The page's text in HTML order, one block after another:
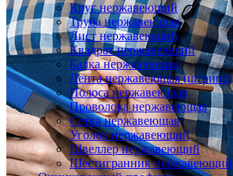
Круг нержавеющий
Труба нержавеющая
Лист нержавеющий
Квадрат нержавеющий
Балка нержавеющая
Лента нержавеющая (штрипс)
Полоса нержавеющая
Проволока нержавеющая
Сетка нержавеющая
Уголок нержавеющий
Швеллер нержавеющий
Шестигранник нержавеющий